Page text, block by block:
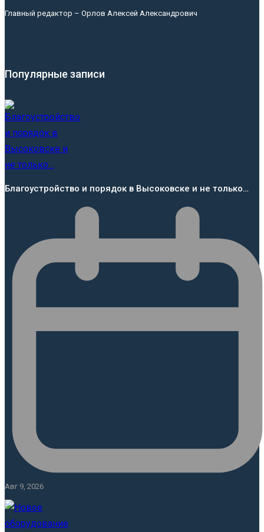
Главный редактор – Орлов Алексей Александрович
Популярные записи
Благоустройство и порядок в Высоковске и не только…
Авг 9, 2026